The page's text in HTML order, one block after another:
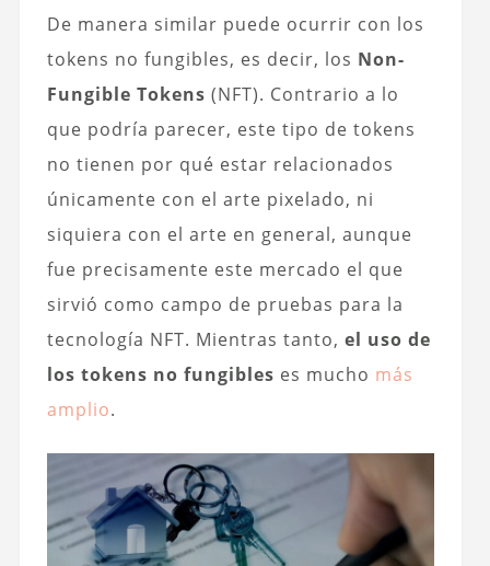
De manera similar puede ocurrir con los
tokens no fungibles, es decir, los Non-
Fungible Tokens (NFT). Contrario a lo
que podría parecer, este tipo de tokens
no tienen por qué estar relacionados
únicamente con el arte pixelado, ni
siquiera con el arte en general, aunque
fue precisamente este mercado el que
sirvió como campo de pruebas para la
tecnología NFT. Mientras tanto, el uso de
los tokens no fungibles es mucho más
amplio.